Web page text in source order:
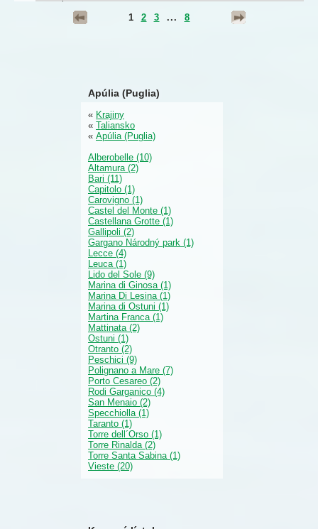
1 2 3 ... 8
Apúlia (Puglia)
« Krajiny
« Taliansko
« Apúlia (Puglia)
Alberobelle (10)
Altamura (2)
Bari (11)
Capitolo (1)
Carovigno (1)
Castel del Monte (1)
Castellana Grotte (1)
Gallipoli (2)
Gargano Národný park (1)
Lecce (4)
Leuca (1)
Lido del Sole (9)
Marina di Ginosa (1)
Marina Di Lesina (1)
Marina di Ostuni (1)
Martina Franca (1)
Mattinata (2)
Ostuni (1)
Otranto (2)
Peschici (9)
Polignano a Mare (7)
Porto Cesareo (2)
Rodi Garganico (4)
San Menaio (2)
Specchiolla (1)
Taranto (1)
Torre dell´Orso (1)
Torre Rinalda (2)
Torre Santa Sabina (1)
Vieste (20)